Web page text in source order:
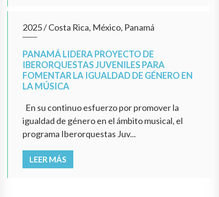
2025/Costa Rica, México, Panamá
PANAMÁ LIDERA PROYECTO DE
IBERORQUESTAS JUVENILES PARA
FOMENTAR LA IGUALDAD DE GÉNERO EN
LA MÚSICA
En su continuo esfuerzo por promover la
igualdad de género en el ámbito musical, el
programa Iberorquestas Juv...
LEER MÁS